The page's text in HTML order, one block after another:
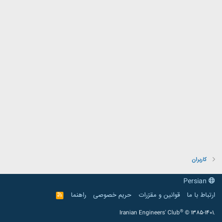
کاربران
ارتباط با ما
قوانین و مقرّرات حریم خصوصی راهنما
R
S
Iranian Engineers' Club® © 1385-1401.